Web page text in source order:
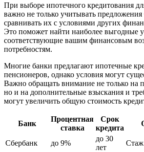
При выборе ипотечного кредитования
важно не только учитывать
сравнивать их с условиями других
Это поможет найти наиболее выгодные
соответствующие вашим финансовым
потребностям.
Многие банки предлагают ипотечные
пенсионеров, однако условия могут
Важно обращать внимание не только на
но и на дополнительные взыскания и
могут увеличить общую стоимость
Банк
Процентная
ставка
Срок
кредита
Сбербанк до 9%
до 30
лет
Стаж